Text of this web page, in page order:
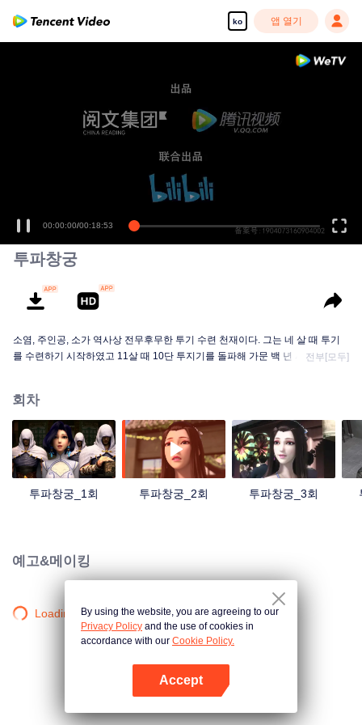
ko 앱 열기
00:00:00/00:18:53
투파창궁
소염, 주인공, 소가 역사상 전무후무한 투기 수련 천재이다. 그는 네 살 때 투기
를 수련하기 시작하였고 11살 때 10단 투지기를 돌파해 가문 백 년 사상 최연소
다...온갖 시련이 찾아왔다. 바로 그가 절망에 빠질 때, 한 가닥의 영혼이 그의 손
에 있는 반지에서 나타났고 새로운 문을 열어주었다.
전부[모두]
회차
투파창궁_1회 투파창궁_2회 투파창궁_3회
예고&메이킹
Loading…By using the website, you are agreeing to our
Privacy Policy and the use of cookies in
accordance with our Cookie Policy.
Accept